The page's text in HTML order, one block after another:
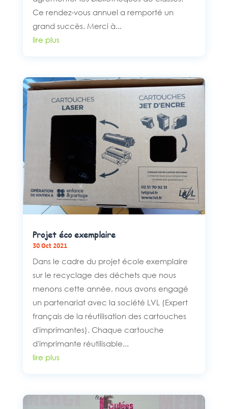
Ce rendez-vous annuel a remporté un
grand succès. Merci à...
lire plus
Projet éco exemplaire
30 Oct 2021
Dans le cadre du projet école exemplaire
sur le recyclage des déchets que nous
menons cette année, nous avons engagé
un partenariat avec la société LVL (Expert
français de la réutilisation des cartouches
d'imprimantes). Chaque cartouche
d'imprimante réutilisable...
lire plus